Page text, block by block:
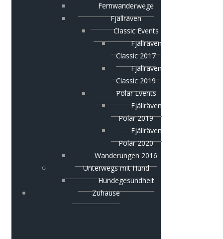
Fernwanderwege
Fjällräven
Classic Events
Fjällräven
Classic 2017
Fjällräven
Classic 2019
Polar Events
Fjällräven
Polar 2019
Fjällräven
Polar 2020
Wanderungen 2016
Unterwegs mit Hund
Hundegesundheit
Zuhause